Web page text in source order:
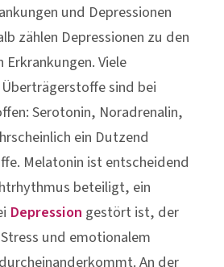
und Depressionen
zählen Depressionen zu den
Viele
sind bei
Serotonin, Noradrenalin,
ein Dutzend
Melatonin ist entscheidend
beteiligt, ein
Depression gestört ist, der
und emotionalem
An der